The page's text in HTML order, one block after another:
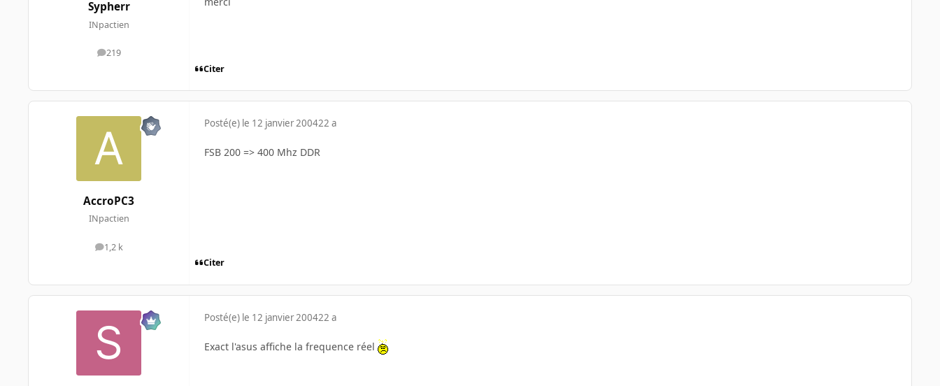
Sypherr
INpactien
219
messages
Citer
AccroPC3
INpactien
1,2 k
messages
Posté(e) le 12 janvier 200422 a
FSB 200 => 400 Mhz DDR
Citer
Posté(e) le 12 janvier 200422 a
Exact l'asus affiche la frequence réel